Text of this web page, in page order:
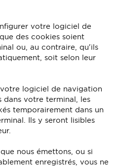
votre logiciel de
des cookies soient
ou, au contraire, qu'ils
soit selon leur
logiciel de navigation
dans votre terminal, les
temporairement dans un
Ils y seront lisibles
nous émettons, ou si
enregistrés, vous ne